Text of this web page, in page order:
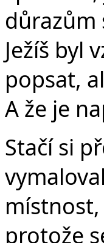
důrazům
Ježíš byl
popsat,
A že je
Stačí si
protože